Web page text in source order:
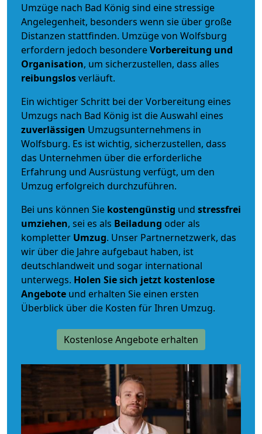
Umzüge nach Bad König sind eine stressige
Angelegenheit, besonders wenn sie über große
Distanzen stattfinden. Umzüge von Wolfsburg
erfordern jedoch besondereVorbereitung und
Organisation, um sicherzustellen, dass alles
reibungslosverläuft.
Ein wichtiger Schritt bei der Vorbereitung eines
Umzugs nach Bad König ist die Auswahl eines
zuverlässigen Umzugsunternehmens in
Wolfsburg. Es ist wichtig, sicherzustellen, dass
das Unternehmen über die erforderliche
Erfahrung und Ausrüstung verfügt, um den
Umzug erfolgreich durchzuführen.
Bei uns können Sie kostengünstig und stressfrei
umziehen, sei es als Beiladung oder als
kompletter Umzug. Unser Partnernetzwerk, das
wir über die Jahre aufgebaut haben, ist
deutschlandweit und sogar international
unterwegs. Holen Sie sich jetzt kostenlose
Angebote und erhalten Sie einen ersten
Überblick über die Kosten für Ihren Umzug.
Kostenlose Angebote erhalten